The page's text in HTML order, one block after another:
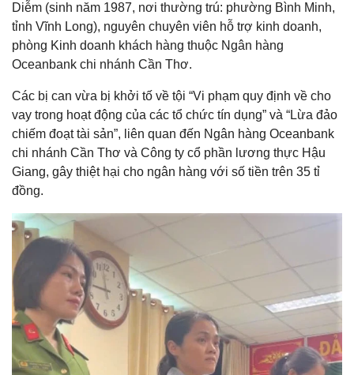
Diễm (sinh năm 1987, nơi thường trú: phường Bình Minh,
tỉnh Vĩnh Long), nguyên chuyên viên hỗ trợ kinh doanh,
phòng Kinh doanh khách hàng thuộc Ngân hàng
Oceanbank chi nhánh Cần Thơ.
Các bị can vừa bị khởi tố về tội “Vi phạm quy định về cho
vay trong hoạt động của các tổ chức tín dụng” và “Lừa đảo
chiếm đoạt tài sản”, liên quan đến Ngân hàng Oceanbank
chi nhánh Cần Thơ và Công ty cổ phần lương thực Hậu
Giang, gây thiệt hại cho ngân hàng với số tiền trên 35 tỉ
đồng.